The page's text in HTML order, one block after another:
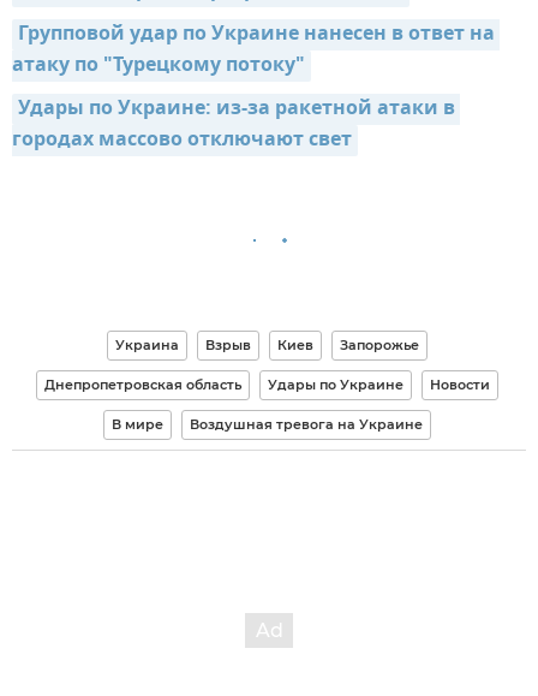
Групповой удар по Украине нанесен в ответ на
атаку по "Турецкому потоку"
Удары по Украине: из-за ракетной атаки в
городах массово отключают свет
Украина Взрыв Киев Запорожье
Днепропетровская область Удары по Украине Новости
В мире Воздушная тревога на Украине